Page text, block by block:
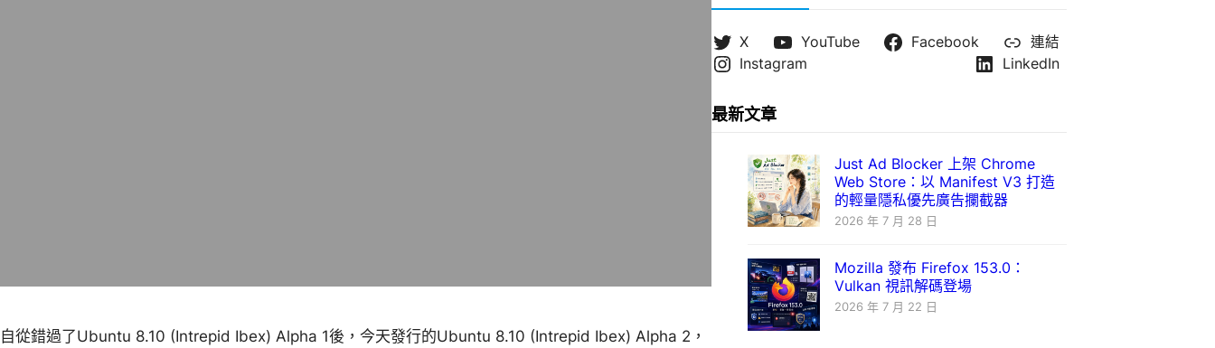
自從錯過了Ubuntu 8.10 (Intrepid Ibex) Alpha 1後，今天發行的Ubuntu 8.10 (Intrepid Ibex) Alpha 2，
X YouTube Facebook
連結
Instagram
LinkedIn
最新文章
Just Ad Blocker 上架 Chrome
Web Store：以 Manifest V3 打造
的輕量隱私優先廣告攔截器
2026 年 7 月 28 日
Mozilla 發布 Firefox 153.0：
Vulkan 視訊解碼登場
2026 年 7 月 22 日